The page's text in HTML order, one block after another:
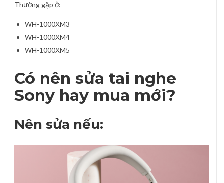
Thường gặp ở:
WH-1000XM3
WH-1000XM4
WH-1000XM5
Có nên sửa tai nghe
Sony hay mua mới?
Nên sửa nếu: